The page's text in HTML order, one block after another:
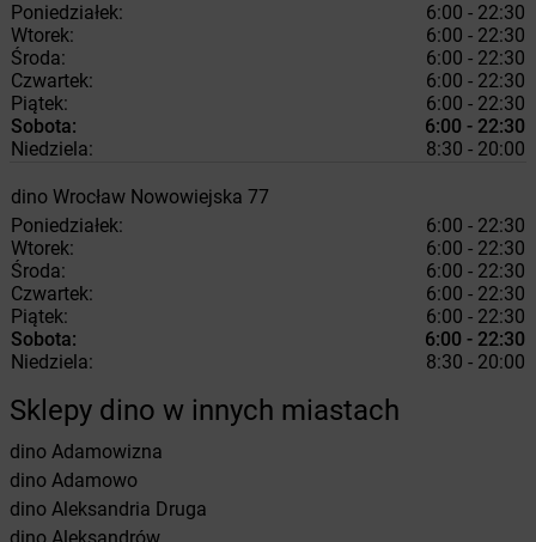
Poniedziałek:
6:00 - 22:30
Wtorek:
6:00 - 22:30
Środa:
6:00 - 22:30
Czwartek:
6:00 - 22:30
Piątek:
6:00 - 22:30
Sobota:
6:00 - 22:30
Niedziela:
8:30 - 20:00
dino Wrocław Nowowiejska 77
Poniedziałek:
6:00 - 22:30
Wtorek:
6:00 - 22:30
Środa:
6:00 - 22:30
Czwartek:
6:00 - 22:30
Piątek:
6:00 - 22:30
Sobota:
6:00 - 22:30
Niedziela:
8:30 - 20:00
Sklepy dino w innych miastach
dino Adamowizna
dino Adamowo
dino Aleksandria Druga